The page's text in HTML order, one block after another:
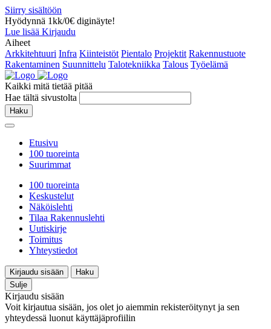
Siirry sisältöön
Hyödynnä 1kk/0€ diginäyte!
Lue lisää Kirjaudu
Aiheet
Arkkitehtuuri Infra Kiinteistöt Pientalo Projektit Rakennustuote
Rakentaminen Suunnittelu Talotekniikka Talous Työelämä
Kaikki mitä tietää pitää
Hae tältä sivustolta
Haku
Etusivu
100 tuoreinta
Suurimmat
100 tuoreinta
Keskustelut
Näköislehti
Tilaa Rakennuslehti
Uutiskirje
Toimitus
Yhteystiedot
Kirjaudu sisään
Haku
Sulje
Kirjaudu sisään
Voit kirjautua sisään, jos olet jo aiemmin rekisteröitynyt ja sen
yhteydessä luonut käyttäjäprofiilin